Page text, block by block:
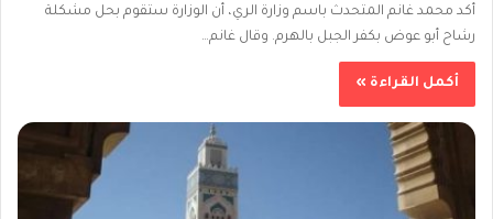
أكد محمد غانم المتحدث باسم وزارة الري، أن الوزارة ستقوم بحل مشكلة
رشاح أبو عوض بكفر الجبل بالهرم. وقال غانم…
أكمل القراءة »